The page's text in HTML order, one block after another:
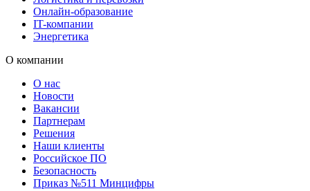
Онлайн-образование
IT-компании
Энергетика
О компании
О нас
Новости
Вакансии
Партнерам
Решения
Наши клиенты
Российское ПО
Безопасность
Приказ №511 Минцифры